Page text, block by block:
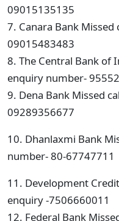
09015135135
7. Canara Bank
09015483483
8. The Central Bank of
enquiry number-
9. Dena Bank Missed
09289356677
10. Dhanlaxmi Bank
number- 80-67747711
11. Development
enquiry -7506660011
12. Federal Bank